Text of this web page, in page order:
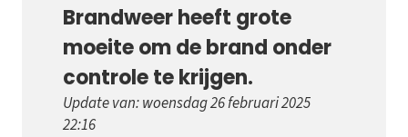
Brandweer heeft grote
moeite om de brand onder
controle te krijgen.
Update van: woensdag 26 februari 2025
22:16